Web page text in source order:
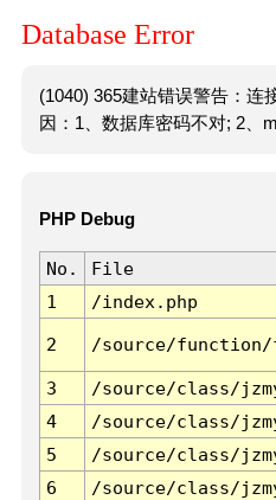
Database Error
(1040) 365建站错误警告：连
因：1、数据库密码不对; 2、
PHP Debug
No. File
1
/index.php
2 /source/function/
3 /source/class/
4
/source/class/
5
/source/class/
6
/source/class/